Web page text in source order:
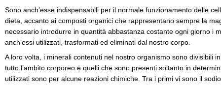
Sono anch’esse indispensabili per il normale funzionamento delle
dieta, accanto ai composti organici che rappresentano sempre la
necessario introdurre in quantità abbastanza costante ogni giorno i
anch’essi utilizzati, trasformati ed eliminati dal nostro corpo.
A loro volta, i minerali contenuti nel nostro organismo sono divisibili
tutto l’ambito corporeo e quelli che sono presenti soltanto in
utilizzati sono per alcune reazioni chimiche. Tra i primi vi sono il